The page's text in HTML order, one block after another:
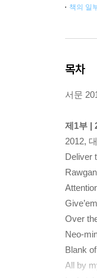
책의 일
목차
서문
제1부 |
2012,
Deliver
Over
Neo-
Blank
All by